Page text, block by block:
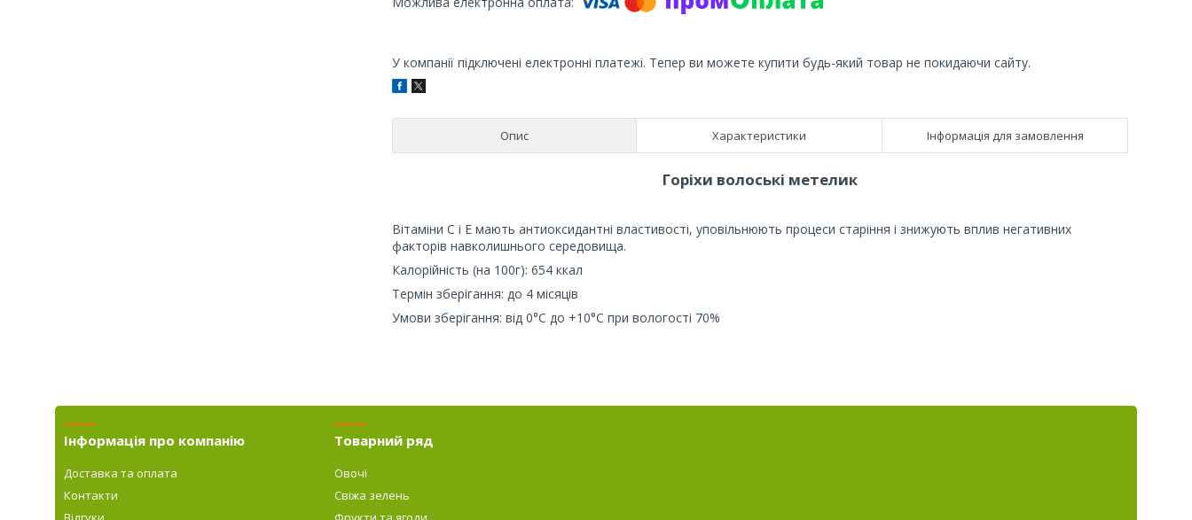
У компанії підключені електронні платежі. Тепер ви можете купити будь-який товар не покидаючи сайту.
Опис Характеристики Інформація для замовлення
Горіхи волоські метелик
Вітаміни С і Е мають антиоксидантні властивості, уповільнюють процеси старіння і знижують вплив негативних
факторів навколишнього середовища.
Калорійність (на 100г): 654 ккал
Термін зберігання: до 4 місяців
Умови зберігання: від 0°C до +10°C при вологості 70%
Інформація про компанію
Доставка та оплата
Контакти
Товарний ряд
Овочі
Свіжа зелень